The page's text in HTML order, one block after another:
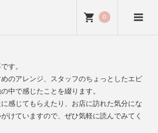
0
す。
のアレンジ、スタッフのちょっとしたエピ
中で感じたことを綴ります。
感じてもらえたり、お店に訪れた気分にな
けていますので、ぜひ気軽に読んでみてく